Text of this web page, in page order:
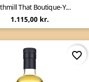
That Boutique-Y...
Pris
1.115,00 kr.
favorite_border